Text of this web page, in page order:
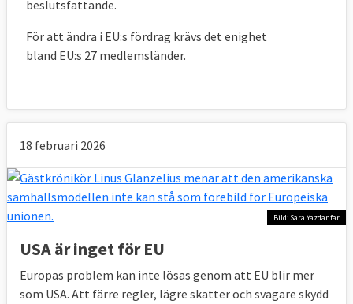
beslutsfattande.
För att ändra i EU:s fördrag krävs det enighet
bland EU:s 27 medlemsländer.
18 februari 2026
Bild: Sara Yazdanfar
USA är inget för EU
Europas problem kan inte lösas genom att EU blir mer
som USA. Att färre regler, lägre skatter och svagare skydd